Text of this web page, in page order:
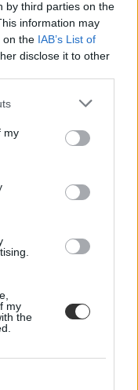
by third parties on the
information may
on the IAB’s List of
disclose it to other
my
my
the